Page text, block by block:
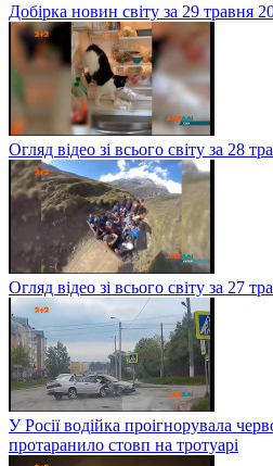
Добірка новин світу за 29 травня
Огляд відео зі всього світу за 28
Огляд відео зі всього світу за 27
У Росії водійка проігнорувала
протаранило стовп на тротуарі